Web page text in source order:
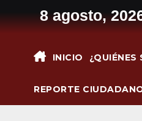
al
8 agosto,
INICIO ¿QUIÉNES
REPORTE